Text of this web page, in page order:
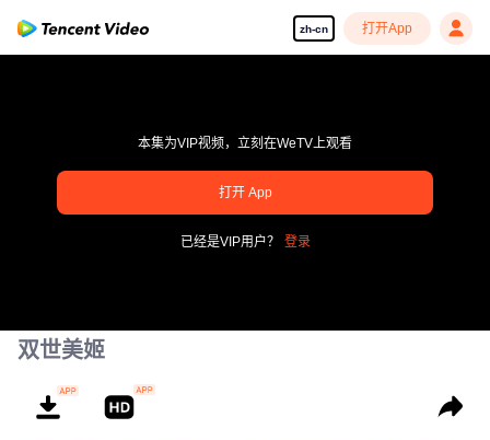
zh-cn 打开App
本集为VIP视频，立刻在WeTV上观看
打开 App
已经是VIP用户？ 登录
双世美姬